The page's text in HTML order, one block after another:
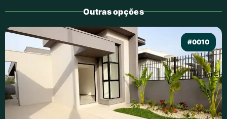
Outras opções
#0010